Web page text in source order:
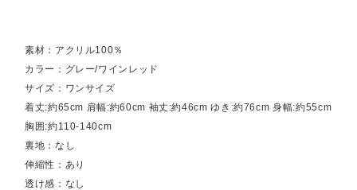
素材：アクリル100％
カラー：グレー/ワインレッド
サイズ：ワンサイズ
着丈:約65cm 肩幅:約60cm 袖丈:約46cm ゆき:約76cm 身幅:約55cm
胸囲:約110-140cm
裏地：なし
伸縮性：あり
透け感：なし